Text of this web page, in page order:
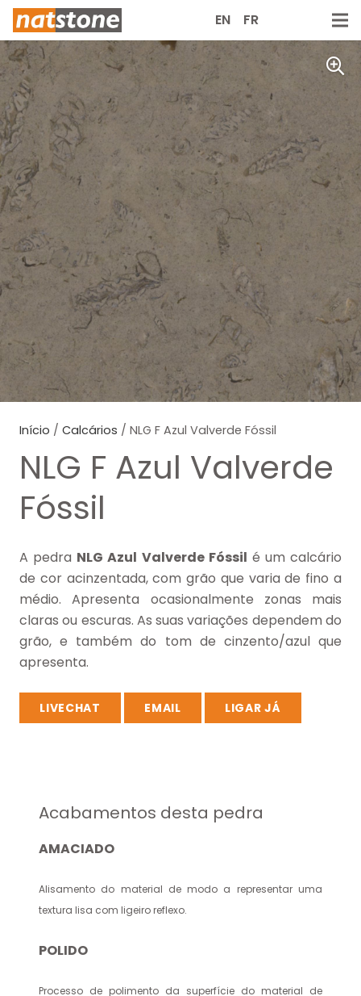
EN FR
Início / Calcários / NLG F Azul Valverde Fóssil
NLG F Azul Valverde
Fóssil
A pedra NLG Azul Valverde Fóssil é um calcário
de cor acinzentada, com grão que varia de fino a
médio. Apresenta ocasionalmente zonas mais
claras ou escuras. As suas variações dependem do
grão, e também do tom de cinzento/azul que
apresenta.
LIVECHAT EMAIL LIGAR JÁ
Acabamentos desta pedra
AMACIADO
Alisamento do material de modo a representar uma
textura lisa com ligeiro reflexo.
POLIDO
Processo de polimento da superfície do material de